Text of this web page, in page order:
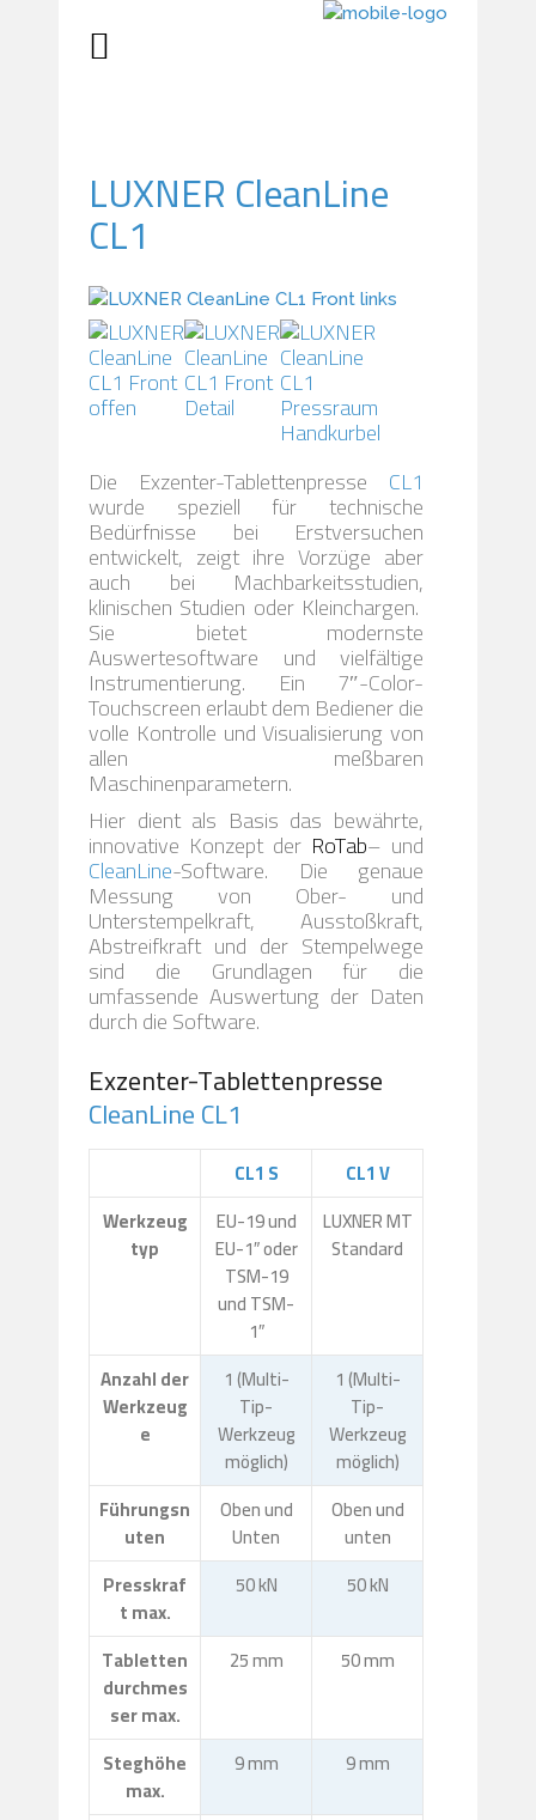
LUXNER CleanLine
CL1
Die Exzenter-Tablettenpresse CL1
wurde speziell für technische
Bedürfnisse bei Erstversuchen
entwickelt, zeigt ihre Vorzüge aber
auch bei Machbarkeitsstudien,
klinischen Studien oder Kleinchargen.
Sie bietet modernste
Auswertesoftware und vielfältige
Instrumentierung. Ein 7″-Color-
Touchscreen erlaubt dem Bediener die
volle Kontrolle und Visualisierung von
allen meßbaren
Maschinenparametern.
Hier dient als Basis das bewährte,
innovative Konzept der RoTab– und
CleanLine-Software. Die genaue
Messung von Ober- und
Unterstempelkraft, Ausstoßkraft,
Abstreifkraft und der Stempelwege
sind die Grundlagen für die
umfassende Auswertung der Daten
durch die Software.
Exzenter-Tablettenpresse
CleanLine CL1
CL1 S
CL1 V
Werkzeug
typ
EU-19 und
EU-1″ oder
TSM-19
und TSM-
1″
LUXNER MT
Standard
Anzahl der
Werkzeug
e
1 (Multi-
Tip-
Werkzeug
möglich)
1 (Multi-
Tip-
Werkzeug
möglich)
Führungsn
uten
Oben und
Unten
Oben und
unten
Presskraf
t max.
50 kN 50 kN
Tabletten
durchmes
ser max.
25 mm 50 mm
Steghöhe
max.
9 mm 9 mm